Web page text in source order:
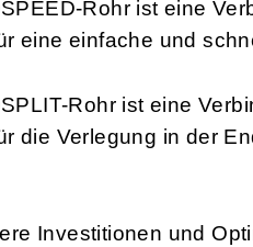
Rohr ist eine
eine einfache und
Rohr ist eine
die Verlegung in der
Investitionen und